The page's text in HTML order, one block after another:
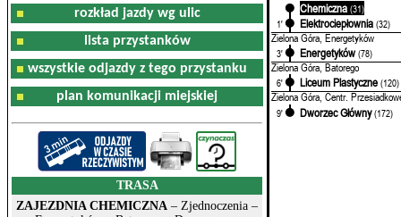
rozkład jazdy wg ulic
lista przystanków
wszystkie odjazdy z tego przystanku
plan komunikacji miejskiej
TRASA
ZAJEZDNIA CHEMICZNA – Zjednoczenia –
Chemiczna (31)
1'
Elektrociepłownia (32)
Zielona Góra, Energetyków
3' Energetyków (78)
Zielona Góra, Batorego
6' Liceum Plastyczne (120)
Zielona Góra, Centr.
9' Dworzec Główny (172)